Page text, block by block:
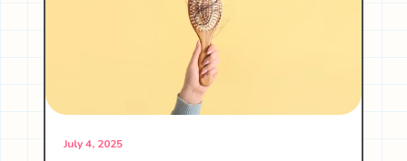
July 4, 2025